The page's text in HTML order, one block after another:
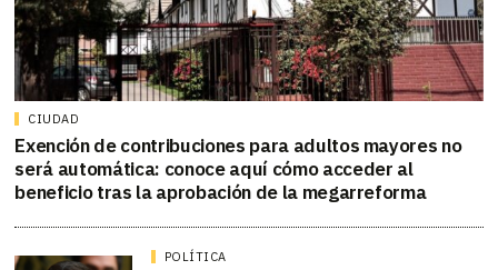
CIUDAD
Exención de contribuciones para adultos mayores no
será automática: conoce aquí cómo acceder al
beneficio tras la aprobación de la megarreforma
POLÍTICA